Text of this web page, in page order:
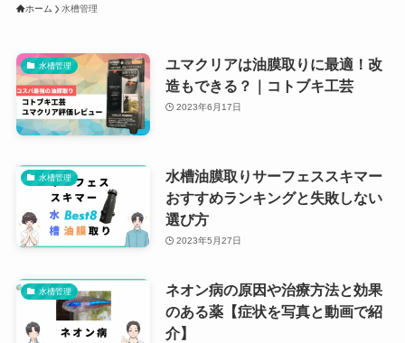
ホーム 水槽管理
水槽管理
ユマクリアは油膜取りに最適！改
造もできる？｜コトブキ工芸
2023年6月17日
水槽管理
水槽油膜取りサーフェススキマー
おすすめランキングと失敗しない
選び方
2023年5月27日
水槽管理
ネオン病の原因や治療方法と効果
のある薬【症状を写真と動画で紹
介】